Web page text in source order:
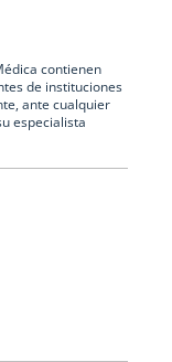
contienen
de instituciones
ante cualquier
especialista